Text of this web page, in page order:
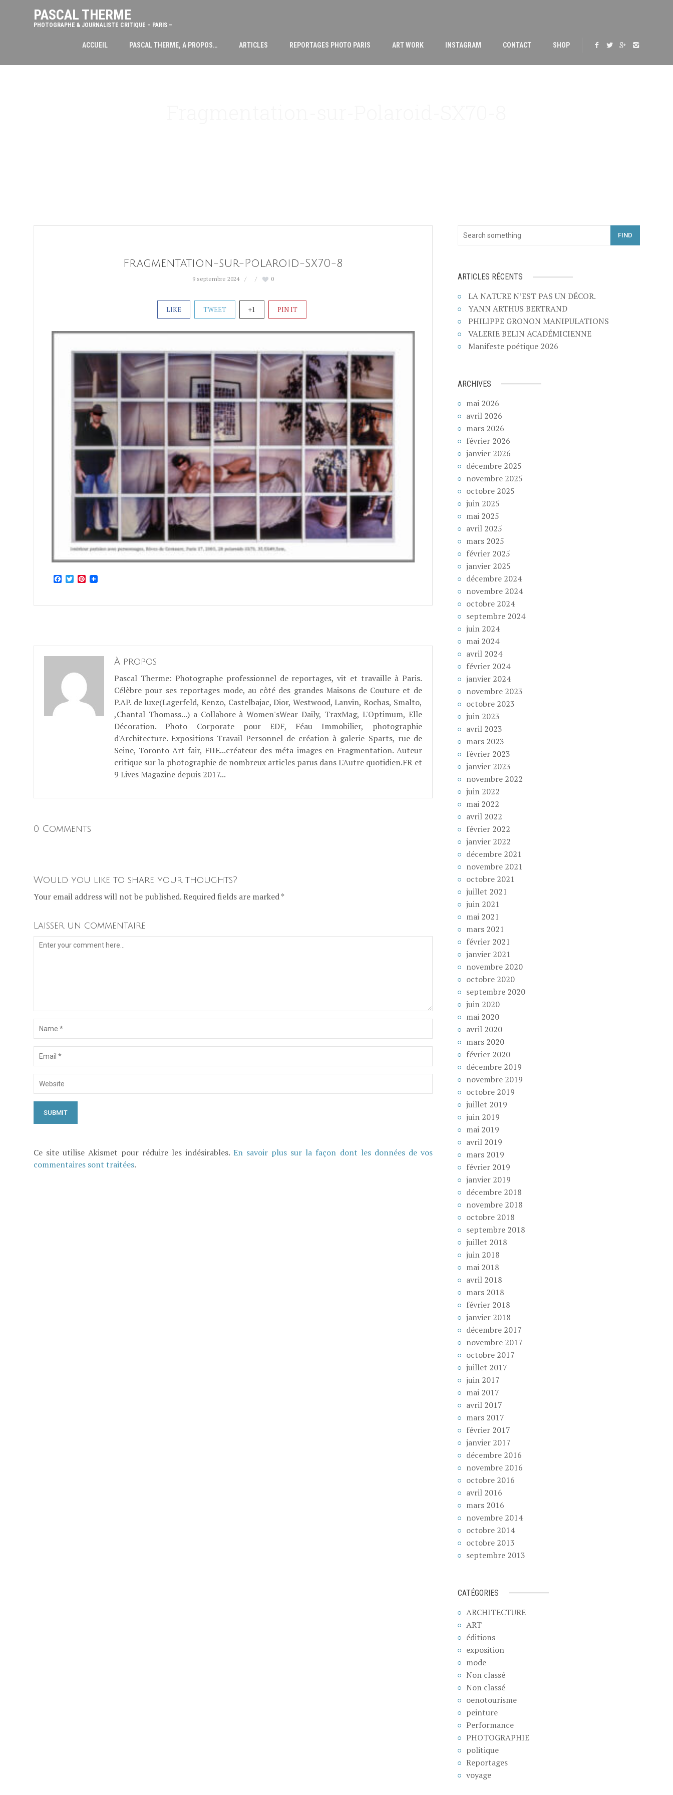
PASCAL THERME
PHOTOGRAPHE & JOURNALISTE CRITIQUE – PARIS –
ACCUEIL PASCAL THERME, A PROPOS… ARTICLES REPORTAGES PHOTO PARIS ART WORK INSTAGRAM CONTACT SHOP
Fragmentation-sur-Polaroid-SX70-8
9 septembre 2024 0
LIKE TWEET +1 PIN IT
Facebook
TwitterPinterest
À propos
Pascal Therme: Photographe professionnel de reportages, vit et travaille à Paris.
Célèbre pour ses reportages mode, au côté des grandes Maisons de Couture et de
P.AP. de luxe(Lagerfeld, Kenzo, Castelbajac, Dior, Westwood, Lanvin, Rochas, Smalto,
,Chantal Thomass...) a Collabore à Women'sWear Daily, TraxMag, L'Optimum, Elle
Décoration. Photo Corporate pour EDF, Féau Immobilier, photographie
d'Architecture. Expositions Travail Personnel de création à galerie Sparts, rue de
Seine, Toronto Art fair, FIIE...créateur des méta-images en Fragmentation. Auteur
critique sur la photographie de nombreux articles parus dans L'Autre quotidien.FR et
9 Lives Magazine depuis 2017...
0 Comments
Would you like to share your thoughts?
Your email address will not be published. Required fields are marked *
Laisser un commentaire
Ce site utilise Akismet pour réduire les indésirables.En savoir plus sur la façon dont les données de vos
commentaires sont traitées.
FIND
ARTICLES RÉCENTS
LA NATURE N’EST PAS UN DÉCOR.
YANN ARTHUS BERTRAND
PHILIPPE GRONON MANIPULATIONS
VALERIE BELIN ACADÉMICIENNE
Manifeste poétique 2026
ARCHIVES
mai 2026
avril 2026
mars 2026
février 2026
janvier 2026
décembre 2025
novembre 2025
octobre 2025
juin 2025
mai 2025
avril 2025
mars 2025
février 2025
janvier 2025
décembre 2024
novembre 2024
octobre 2024
septembre 2024
juin 2024
mai 2024
avril 2024
février 2024
janvier 2024
novembre 2023
octobre 2023
juin 2023
avril 2023
mars 2023
février 2023
janvier 2023
novembre 2022
juin 2022
mai 2022
avril 2022
février 2022
janvier 2022
décembre 2021
novembre 2021
octobre 2021
juillet 2021
juin 2021
mai 2021
mars 2021
février 2021
janvier 2021
novembre 2020
octobre 2020
septembre 2020
juin 2020
mai 2020
avril 2020
mars 2020
février 2020
décembre 2019
novembre 2019
octobre 2019
juillet 2019
juin 2019
mai 2019
avril 2019
mars 2019
février 2019
janvier 2019
décembre 2018
novembre 2018
octobre 2018
septembre 2018
juillet 2018
juin 2018
mai 2018
avril 2018
mars 2018
février 2018
janvier 2018
décembre 2017
novembre 2017
octobre 2017
juillet 2017
juin 2017
mai 2017
avril 2017
mars 2017
février 2017
janvier 2017
décembre 2016
novembre 2016
octobre 2016
avril 2016
mars 2016
novembre 2014
octobre 2014
octobre 2013
septembre 2013
CATÉGORIES
ARCHITECTURE
ART
éditions
exposition
mode
Non classé
Non classé
oenotourisme
peinture
Performance
PHOTOGRAPHIE
politique
Reportages
voyage